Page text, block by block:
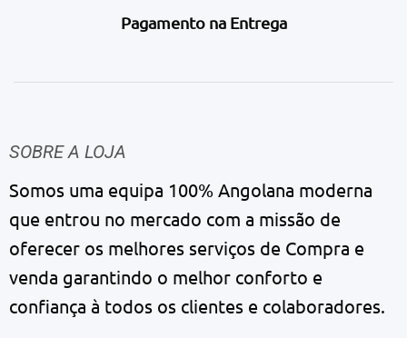
Pagamento na Entrega
SOBRE A LOJA
Somos uma equipa 100% Angolana moderna
que entrou no mercado com a missão de
oferecer os melhores serviços de Compra e
venda garantindo o melhor conforto e
confiança à todos os clientes e colaboradores.